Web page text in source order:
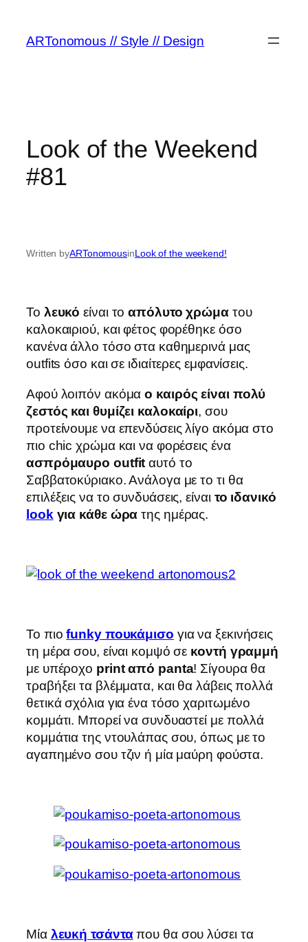
ARTonomous // Style // Design
Look of the Weekend
#81
Written byARTonomousinLook of the weekend!
Το λευκό είναι τοαπόλυτο χρώματου
καλοκαιριού, και φέτος φορέθηκε όσο
κανένα άλλο τόσο στα καθημερινά μας
outfits όσο και σε ιδιαίτερες εμφανίσεις.
Αφού λοιπόν ακόμαο καιρός είναι πολύ
ζεστός και θυμίζει καλοκαίρι, σου
προτείνουμε να επενδύσεις λίγο ακόμα στο
πιο chic χρώμα και να φορέσεις ένα
ασπρόμαυρο outfit αυτό το
Σαββατοκύριακο. Ανάλογα με το τι θα
επιλέξεις να το συνδυάσεις, είναι το ιδανικό
look για κάθε ώρα της ημέρας.
Το πιοfunkyπουκάμισο για να ξεκινήσεις
τη μέρα σου, είναι κομψό σε κοντή γραμμή
με υπέροχο printαπό panta! Σίγουρα θα
τραβήξει τα βλέμματα, και θα λάβεις πολλά
θετικά σχόλια για ένα τόσο χαριτωμένο
κομμάτι. Μπορεί να συνδυαστεί με πολλά
κομμάτια της ντουλάπας σου, όπως με το
αγαπημένο σου τζιν ή μία μαύρη φούστα.
Μία λευκή τσάνταπου θα σου λύσει τα